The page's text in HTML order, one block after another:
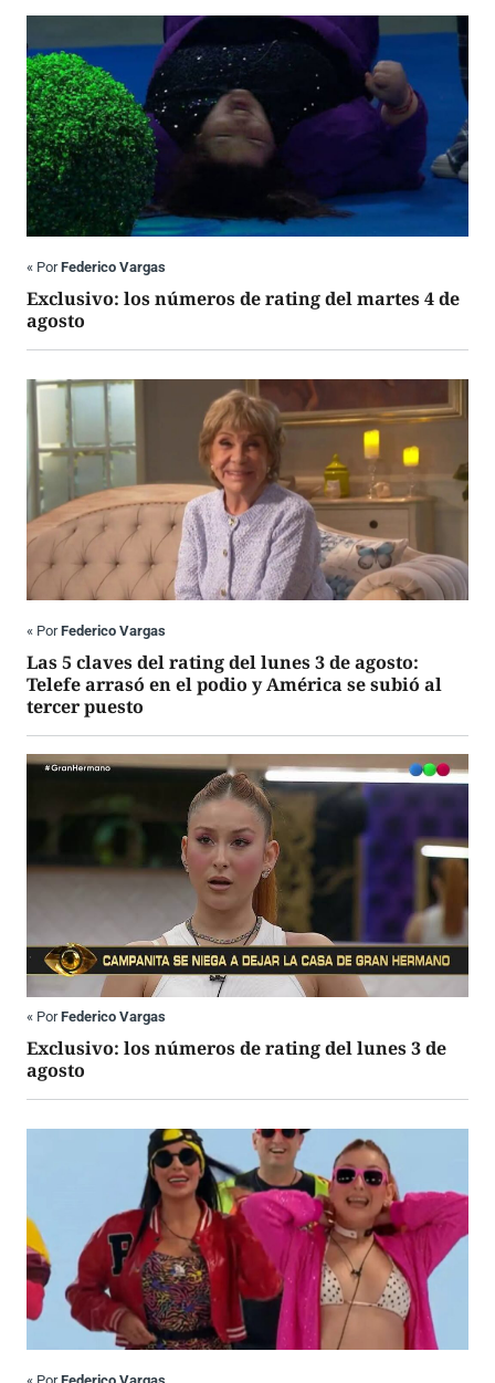
« PorFederico Vargas
Exclusivo: los números de rating del martes 4 de
agosto
« PorFederico Vargas
Las 5 claves del rating del lunes 3 de agosto:
Telefe arrasó en el podio y América se subió al
tercer puesto
« PorFederico Vargas
Exclusivo: los números de rating del lunes 3 de
agosto